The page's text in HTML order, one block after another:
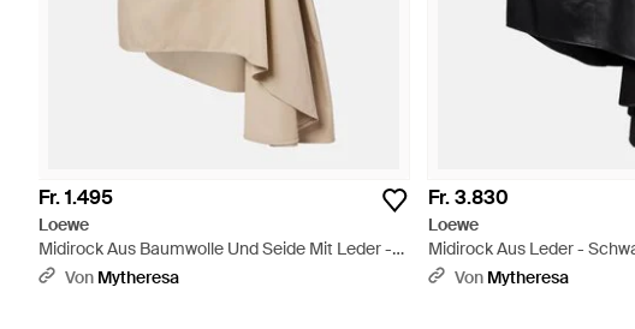
Fr. 1.495
Loewe
Midirock Aus Baumwolle Und Seide Mit Leder -
Natur
Von Mytheresa
Fr. 3.830
Loewe
Midirock Aus Leder -
Von Mytheresa